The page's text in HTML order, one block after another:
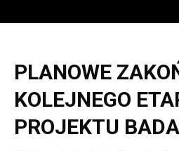
PLANOWE
KOLEJNEGO
PROJEKTU